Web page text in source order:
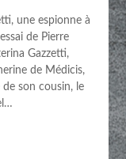
une espionne à
de Pierre
Gazzetti,
de Médicis,
son cousin, le